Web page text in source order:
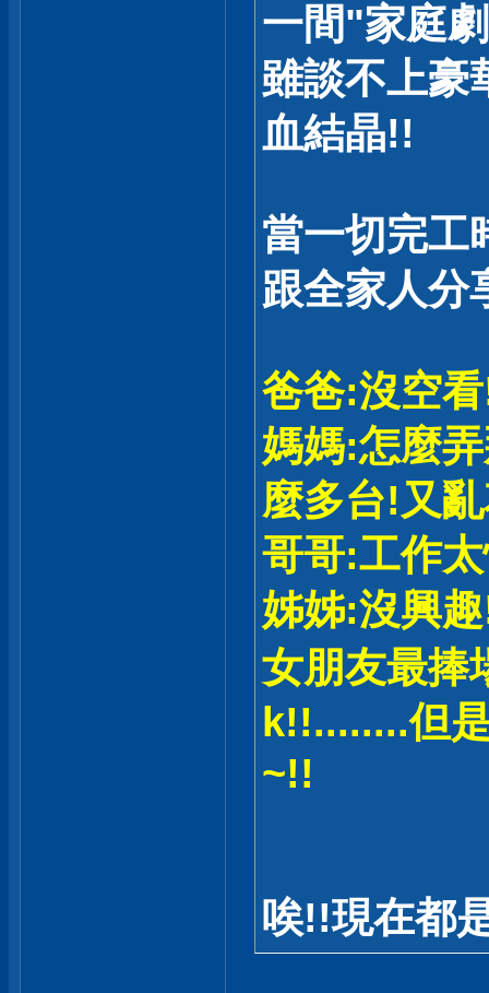
一間"家庭
雖談不上豪
血結晶!!
當一切完工
跟全家人分
爸爸:沒空
媽媽:怎麼
麼多台!又
哥哥:工作
姊姊:沒興
女朋友最
k!!........但
~!!
唉!!現在都